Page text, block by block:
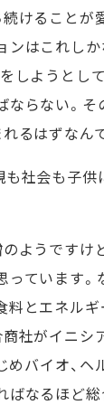
けることが
ンはこれし
しようとし
らない。そ
るはずなん
社会も子供
ようですけ
ています。
料とエネル
社がイニシ
めバイオ、ヘ
ばなるほど